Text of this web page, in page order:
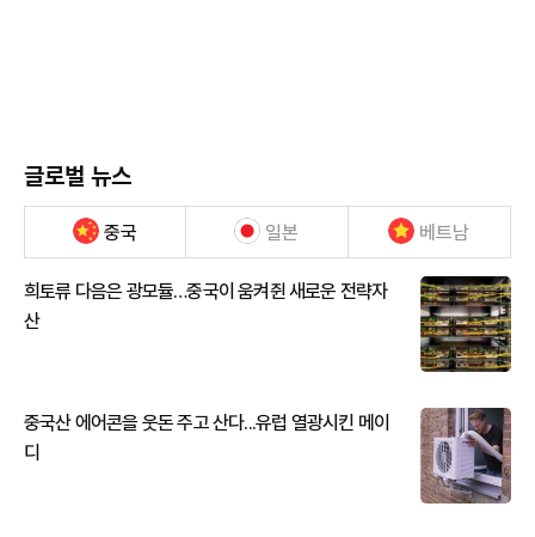
글로벌 뉴스
중국 일본 베트남
희토류 다음은 광모듈…중국이 움켜쥔 새로운 전략자
산
중국산 에어콘을 웃돈 주고 산다...유럽 열광시킨 메이
디